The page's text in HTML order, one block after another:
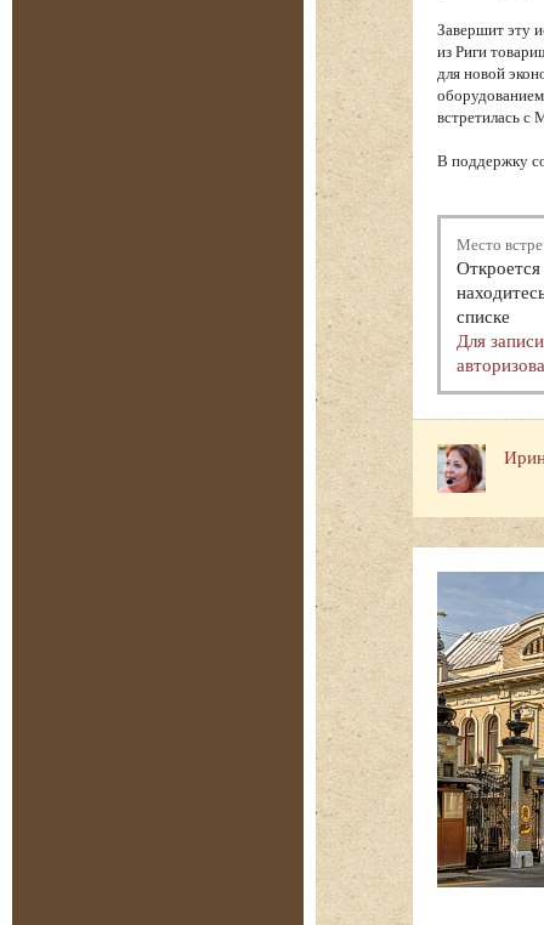
Завершит эту
из Риги
для новой
встретилась с
В поддержку
Место
списке
Для